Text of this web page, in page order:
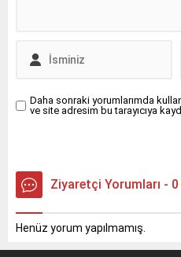
Daha sonraki yorumlarımda
ve site adresim bu tarayıcıya
Ziyaretçi Yorumları -
Henüz yorum yapılmamış.